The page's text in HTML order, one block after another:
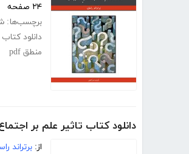
۲۴ صفحه
برچسب‌ها:
دانلود
منطق pdf
دانلود کتاب تاثیر علم بر
از: برتراند